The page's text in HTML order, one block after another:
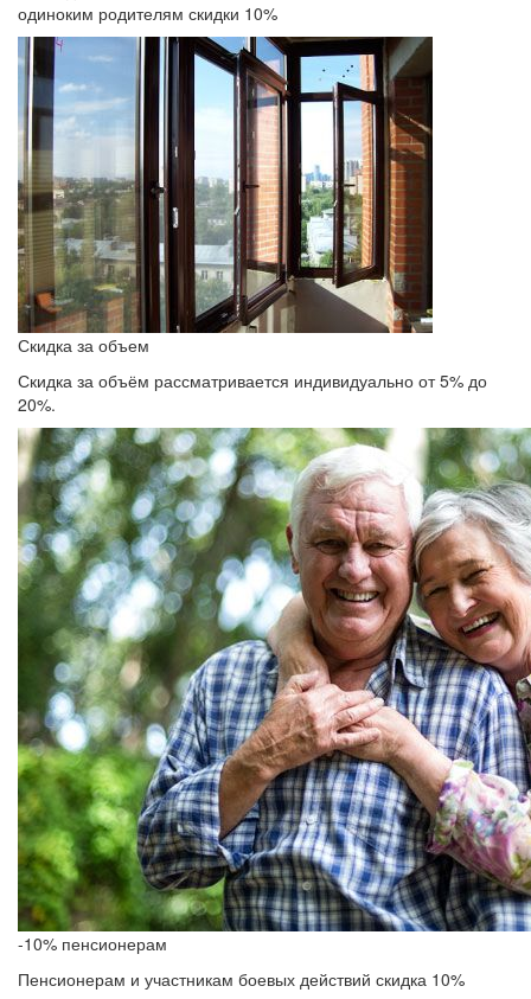
одиноким родителям скидки 10%
Скидка за объем
Скидка за объём рассматривается индивидуально от 5% до
20%.
-10% пенсионерам
Пенсионерам и участникам боевых действий скидка 10%